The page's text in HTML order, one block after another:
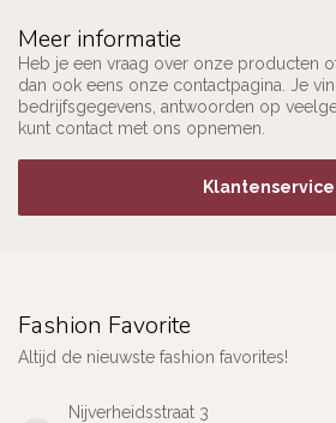
Meer informatie
Heb je een vraag over onze producten
dan ook eens onze contactpagina. Je
bedrijfsgegevens, antwoorden op
kunt contact met ons opnemen.
Klantenservice
Fashion Favorite
Altijd de nieuwste fashion favorites!
Nijverheidsstraat 3